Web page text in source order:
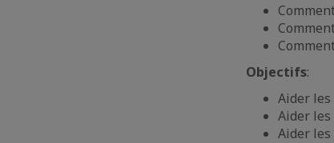
Objectifs:
Aider
Aider
Aider